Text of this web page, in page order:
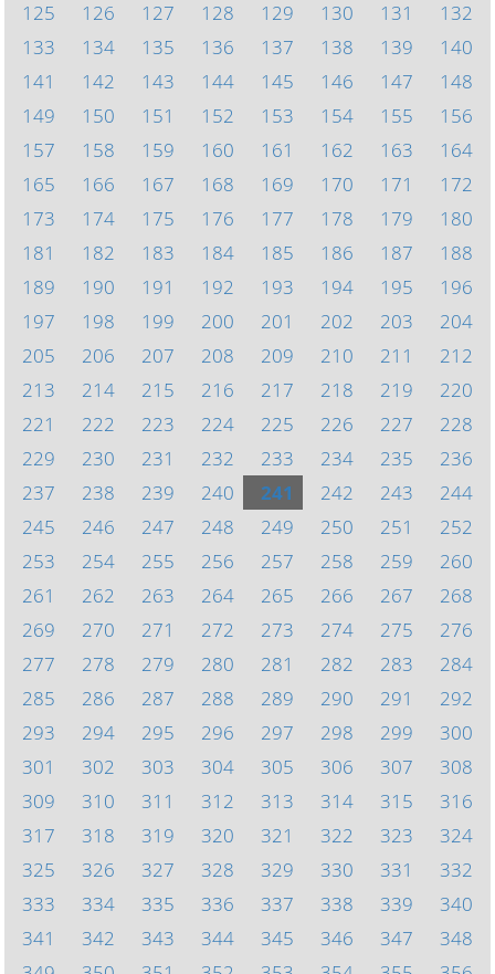
125
126 127 128 129 130 131
132
133
134 135 136 137 138 139
140
141
142 143 144 145 146 147
148
149
150 151 152 153 154 155
156
157
158 159 160 161 162 163
164
165
166 167 168 169 170 171
172
173
174 175 176 177 178 179
180
181
182 183 184 185 186 187
188
189
190 191 192 193 194 195
196
197
198 199 200 201 202 203
204
205
206 207 208 209 210 211
212
213
214 215 216 217 218 219
220
221
222 223 224 225 226 227
228
229
230 231 232 233 234 235
236
237
238 239 240 241 242 243
244
245
246 247 248 249 250 251
252
253
254 255 256 257 258 259
260
261
262 263 264 265 266 267
268
269
270 271 272 273 274 275
276
277
278 279 280 281 282 283
284
285
286 287 288 289 290 291
292
293
294 295 296 297 298 299
300
301
302 303 304 305 306 307
308
309
310 311 312 313 314 315
316
317
318 319 320 321 322 323
324
325
326 327 328 329 330 331
332
333
334 335 336 337 338 339
340
341
342 343 344 345 346 347
348